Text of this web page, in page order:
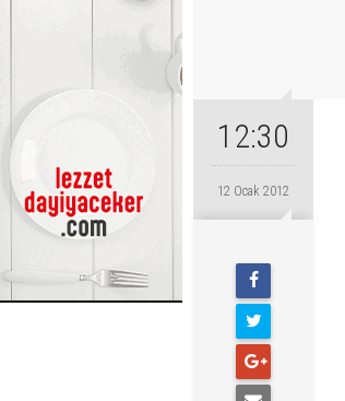
12:30
12 Ocak 2012